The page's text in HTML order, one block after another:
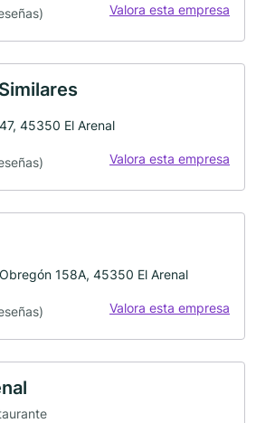
Valora esta empresa
45350 El Arenal
Valora esta empresa
158A, 45350 El Arenal
Valora esta empresa